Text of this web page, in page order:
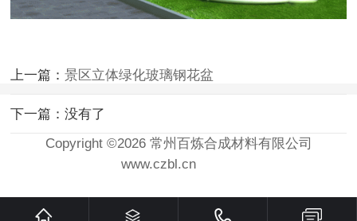
上一篇：景区立体绿化玻璃钢花盆
下一篇：没有了
Copyright ©2026 常州百炼合成材料有限公司
www.czbl.cn